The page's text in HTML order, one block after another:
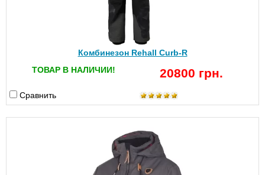
Комбинезон Rehall Curb-R
ТОВАР В НАЛИЧИИ!
20800 грн.
Сравнить